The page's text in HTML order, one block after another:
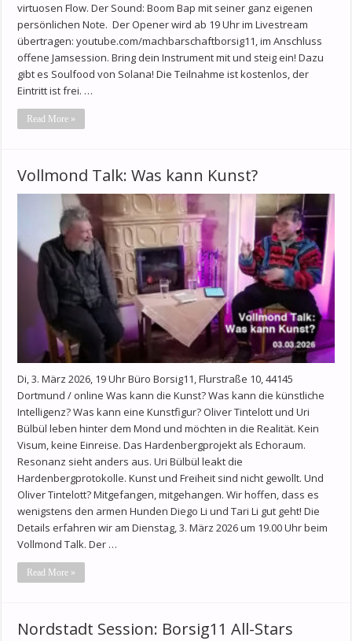
virtuosen Flow. Der Sound: Boom Bap mit seiner ganz eigenen
persönlichen Note. Der Opener wird ab 19 Uhr im Livestream
übertragen: youtube.com/machbarschaftborsig11, im Anschluss
offene Jamsession. Bring dein Instrument mit und steig ein! Dazu
gibt es Soulfood von Solana! Die Teilnahme ist kostenlos, der
Eintritt ist frei. …
Read More »
Vollmond Talk: Was kann Kunst?
Di, 3. März 2026, 19 Uhr Büro Borsig11, Flurstraße 10, 44145
Dortmund / online Was kann die Kunst? Was kann die künstliche
Intelligenz? Was kann eine Kunstfigur? Oliver Tintelott und Uri
Bülbül leben hinter dem Mond und möchten in die Realität. Kein
Visum, keine Einreise. Das Hardenbergprojekt als Echoraum.
Resonanz sieht anders aus. Uri Bülbül leakt die
Hardenbergprotokolle. Kunst und Freiheit sind nicht gewollt. Und
Oliver Tintelott? Mitgefangen, mitgehangen. Wir hoffen, dass es
wenigstens den armen Hunden Diego Li und Tari Li gut geht! Die
Details erfahren wir am Dienstag, 3. März 2026 um 19.00 Uhr beim
Vollmond Talk. Der …
Read More »
Nordstadt Session: Borsig11 All-Stars